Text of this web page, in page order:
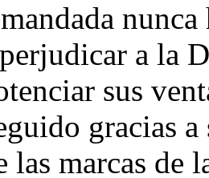
a la
sus
gracias
las marcas de